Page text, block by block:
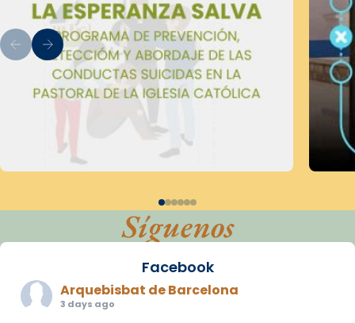
Síguenos
Facebook
Arquebisbat de Barcelona
3 days ago